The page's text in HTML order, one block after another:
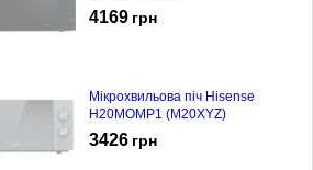
4169 грн
Мікрохвильова піч Hisense
H20MOMP1 (M20XYZ)
3426 грн